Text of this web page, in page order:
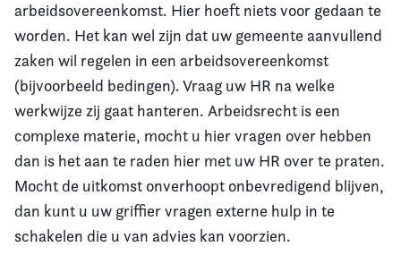
arbeidsovereenkomst. Hier hoeft niets voor gedaan te
worden. Het kan wel zijn dat uw gemeente aanvullend
zaken wil regelen in een arbeidsovereenkomst
(bijvoorbeeld bedingen). Vraag uw HR na welke
werkwijze zij gaat hanteren. Arbeidsrecht is een
complexe materie, mocht u hier vragen over hebben
dan is het aan te raden hier met uw HR over te praten.
Mocht de uitkomst onverhoopt onbevredigend blijven,
dan kunt u uw griffier vragen externe hulp in te
schakelen die u van advies kan voorzien.